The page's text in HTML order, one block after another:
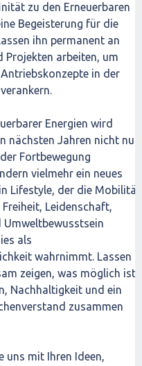
zu den Erneuerbaren
Begeisterung für die
ihn permanent an
Projekten arbeiten, um
in der
Energien wird
nächsten Jahren nicht nur
Fortbewegung
vielmehr ein neues
Lifestyle, der die Mobilität
Leidenschaft,
Umweltbewusstsein
als
wahrnimmt. Lassen
zeigen, was möglich ist,
Nachhaltigkeit und ein
zusammen
uns mit Ihren Ideen,